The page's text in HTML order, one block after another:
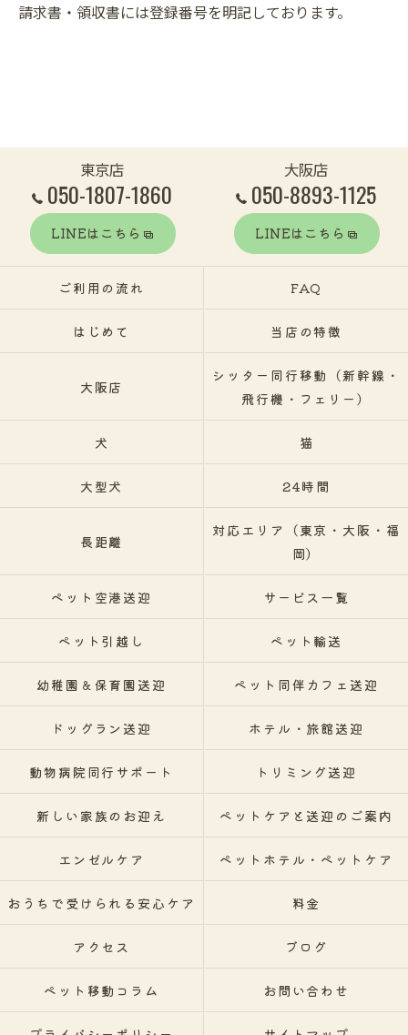
請求書・領収書には登録番号を明記しております。
東京店
050-1807-1860
LINEはこちら
大阪店
050-8893-1125
LINEはこちら
ご利用の流れ FAQ
はじめて 当店の特徴
大阪店
シッター同行移動（新幹線・
飛行機・フェリー）
犬 猫
大型犬 24時間
長距離
対応エリア（東京・大阪・福
岡）
ペット空港送迎 サービス一覧
ペット引越し ペット輸送
幼稚園＆保育園送迎 ペット同伴カフェ送迎
ドッグラン送迎 ホテル・旅館送迎
動物病院同行サポート トリミング送迎
新しい家族のお迎え ペットケアと送迎のご案内
エンゼルケア ペットホテル・ペットケア
おうちで受けられる安心ケア 料金
アクセス ブログ
ペット移動コラム お問い合わせ